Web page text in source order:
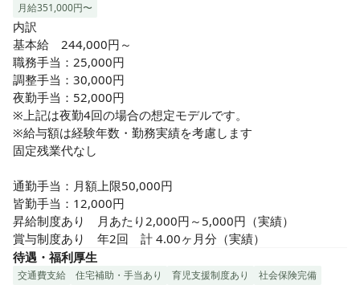
月給351,000円〜
内訳
基本給　244,000円～
職務手当：25,000円
調整手当：30,000円
夜勤手当：52,000円
※上記は夜勤4回の場合の想定モデルです。
※給与額は経験年数・勤務実績を考慮します
固定残業代なし
通勤手当：月額上限50,000円
皆勤手当：12,000円
昇給制度あり　月あたり2,000円～5,000円（実績）
賞与制度あり　年2回　計 4.00ヶ月分（実績）
待遇・福利厚生
交通費支給 住宅補助・手当あり 育児支援制度あり 社会保険完備